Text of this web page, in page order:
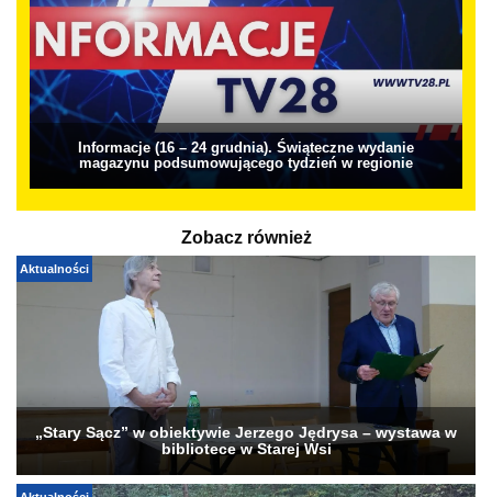
Informacje (16 – 24 grudnia). Świąteczne wydanie
magazynu podsumowującego tydzień w regionie
Zobacz również
Aktualności
„Stary Sącz” w obiektywie Jerzego Jędrysa – wystawa w
bibliotece w Starej Wsi